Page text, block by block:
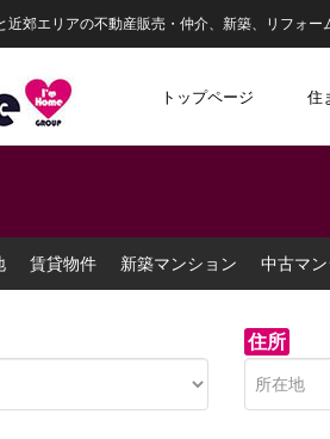
郊エリアの不動産販売・仲介、新築、リフォー
トップページ 住
賃貸物件 新築マンション 中古マ
住所